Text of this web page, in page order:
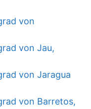
von
von Jau,
von Jaragua
von Barretos,